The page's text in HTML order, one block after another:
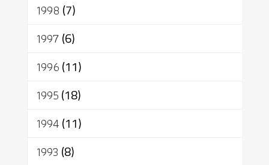
1998 (7)
1997(6)
1996(11)
1995(18)
1994(11)
1993 (8)